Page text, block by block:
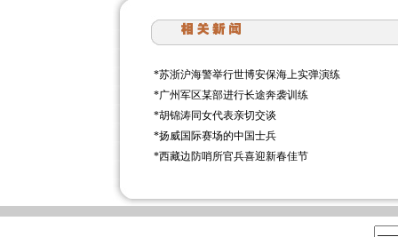
*苏浙沪海警举行世博安保海上实弹演练
*广州军区某部进行长途奔袭训练
*胡锦涛同女代表亲切交谈
*扬威国际赛场的中国士兵
*西藏边防哨所官兵喜迎新春佳节